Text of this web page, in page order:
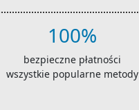
100%
bezpieczne płatności
wszystkie popularne metody